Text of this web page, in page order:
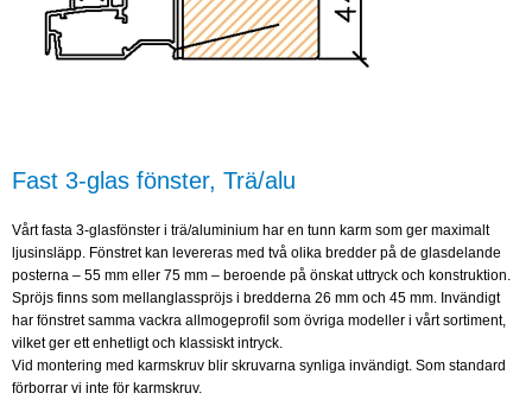
Fast 3-glas fönster, Trä/alu
Vårt fasta 3-glasfönster i trä/aluminium har en tunn karm som ger maximalt
ljusinsläpp. Fönstret kan levereras med två olika bredder på de glasdelande
posterna – 55 mm eller 75 mm – beroende på önskat uttryck och konstruktion.
Spröjs finns som mellanglasspröjs i bredderna 26 mm och 45 mm. Invändigt
har fönstret samma vackra allmogeprofil som övriga modeller i vårt sortiment,
vilket ger ett enhetligt och klassiskt intryck.
Vid montering med karmskruv blir skruvarna synliga invändigt. Som standard
förborrar vi inte för karmskruv.